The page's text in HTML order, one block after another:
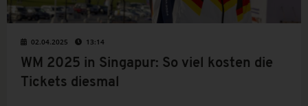
02.04.2025 13:14
WM 2025 in Singapur: So viel kosten die
Tickets diesmal